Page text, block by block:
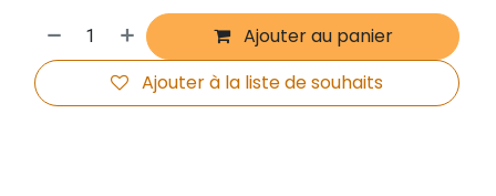
Ajouter au panier
Ajouter à la liste de souhaits